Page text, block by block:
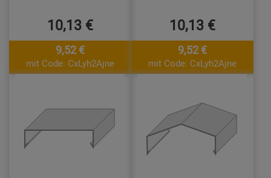
10,13 €
9,52 €
mit Code: CxLyh2Ajne
10,13 €
9,52 €
mit Code: CxLyh2Ajne